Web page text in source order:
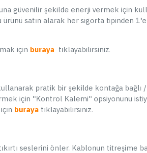
güvenilir şekilde enerji vermek için
satın alarak her sigorta tipinden
için buraya tıklayabilirsiniz.
pratik bir şekilde kontağa bağlı /
için "Kontrol Kalemi" opsiyonunu
buraya tıklayabilirsiniz.
seslerini önler. Kablonun titreşime
Gün
Saat
Dakika
UP03
1.779,90 TL
Hemen Al